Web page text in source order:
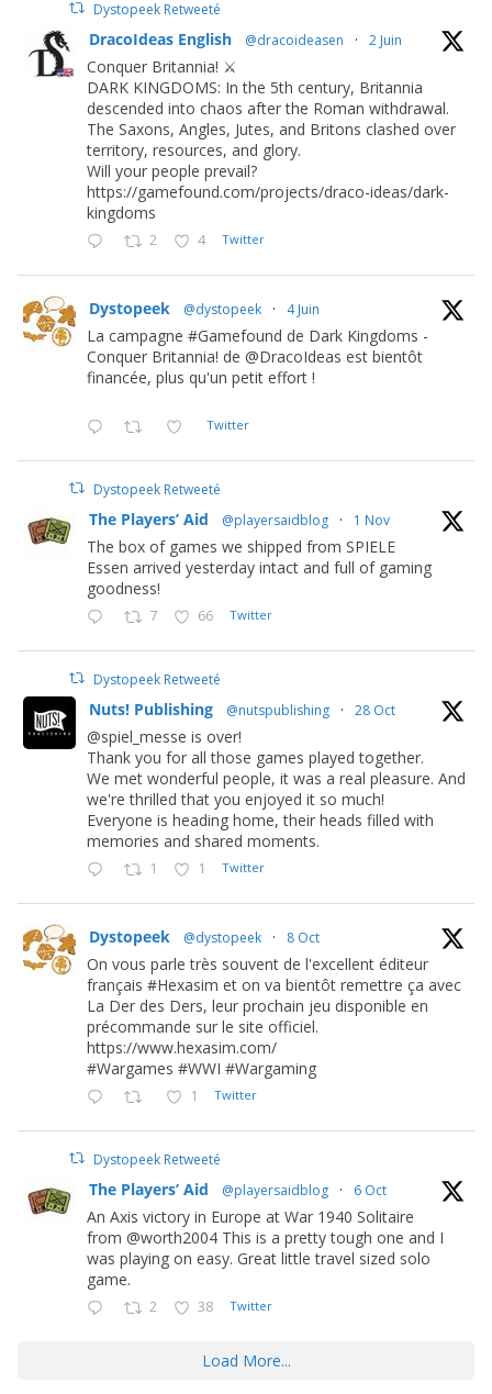
Dystopeek Retweeté
DracoIdeas English @dracoideasen · 2 Juin
Conquer Britannia! ⚔️
DARK KINGDOMS: In the 5th century, Britannia
descended into chaos after the Roman withdrawal.
The Saxons, Angles, Jutes, and Britons clashed over
territory, resources, and glory.
Will your people prevail?
https://gamefound.com/projects/draco-ideas/dark-
kingdoms
2 4 Twitter
Dystopeek @dystopeek · 4 Juin
La campagne #Gamefound de Dark Kingdoms -
Conquer Britannia! de @DracoIdeas est bientôt
financée, plus qu'un petit effort !
Twitter
Dystopeek Retweeté
The Players’ Aid @playersaidblog · 1 Nov
The box of games we shipped from SPIELE
Essen arrived yesterday intact and full of gaming
goodness!
7 66 Twitter
Dystopeek Retweeté
Nuts! Publishing @nutspublishing · 28 Oct
@spiel_messe is over!
Thank you for all those games played together.
We met wonderful people, it was a real pleasure. And
we're thrilled that you enjoyed it so much!
Everyone is heading home, their heads filled with
memories and shared moments.
1 1 Twitter
Dystopeek @dystopeek · 8 Oct
On vous parle très souvent de l'excellent éditeur
français #Hexasim et on va bientôt remettre ça avec
La Der des Ders, leur prochain jeu disponible en
précommande sur le site officiel.
https://www.hexasim.com/
#Wargames #WWI #Wargaming
1 Twitter
Dystopeek Retweeté
The Players’ Aid @playersaidblog · 6 Oct
An Axis victory in Europe at War 1940 Solitaire
from @worth2004 This is a pretty tough one and I
was playing on easy. Great little travel sized solo
game.
2 38 Twitter
Load More...